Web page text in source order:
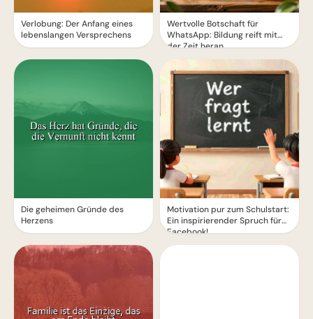
Verlobung: Der Anfang eines
lebenslangen Versprechens
Die geheimen Gründe des
Herzens
Wertvolle Botschaft für
WhatsApp: Bildung reift mit
der Zeit heran
Motivation pur zum Schulstart:
Ein inspirierender Spruch für
Facebook!